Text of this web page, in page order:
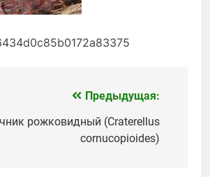
Предыдущая:
рожковидный (Craterellus
cornucopioides)